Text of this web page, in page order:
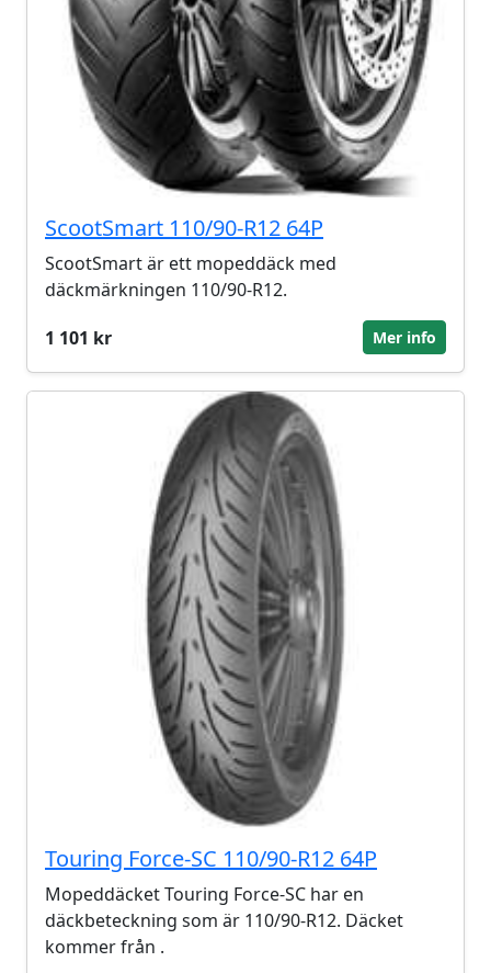
ScootSmart 110/90-R12 64P
ScootSmart är ett mopeddäck med
däckmärkningen 110/90-R12.
1 101 kr
Mer info
Touring Force-SC 110/90-R12 64P
Mopeddäcket Touring Force-SC har en
däckbeteckning som är 110/90-R12. Däcket
kommer från .